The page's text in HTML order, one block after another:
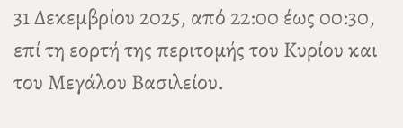
31 Δεκεμβρίου 2025, από 22:00 έως 00:30,
επί τη εορτή της περιτομής του Κυρίου και
του Μεγάλου Βασιλείου.